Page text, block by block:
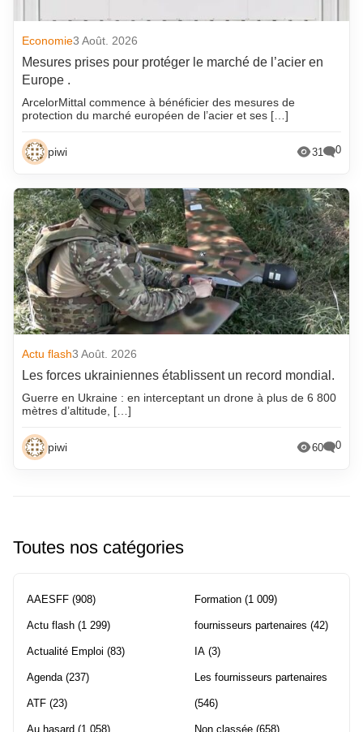
Economie3 Août. 2026
Mesures prises pour protéger le marché de l’acier en
Europe .
ArcelorMittal commence à bénéficier des mesures de
protection du marché européen de l’acier et ses […]
piwi 31 0
Actu flash3 Août. 2026
Les forces ukrainiennes établissent un record mondial.
Guerre en Ukraine : en interceptant un drone à plus de 6 800
mètres d’altitude, […]
piwi 60 0
Toutes nos catégories
AAESFF (908)
Actu flash (1 299)
Actualité Emploi (83)
Agenda (237)
ATF (23)
Au hasard (1 058)
Formation (1 009)
fournisseurs partenaires (42)
IA (3)
Les fournisseurs partenaires
(546)
Non classée (658)